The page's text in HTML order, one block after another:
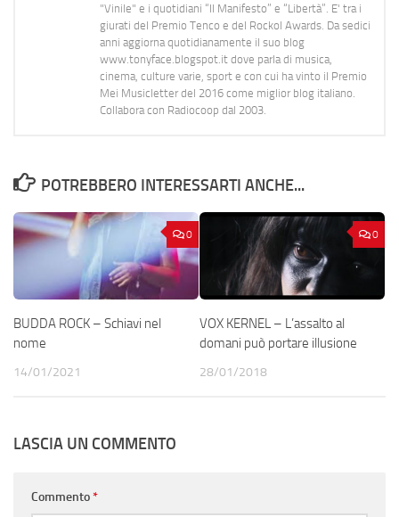
"Vinile" e i quotidiani “Il Manifesto” e “Libertà”. E' tra i
giurati del Premio Tenco e del Rockol Awards. Da sedici
anni aggiorna quotidianamente il suo blog
www.tonyface.blogspot.it dove parla di musica,
cinema, culture varie, sport e con cui ha vinto il Premio
Mei Musicletter del 2016 come miglior blog italiano.
Collabora con Radiocoop dal 2003.
POTREBBERO INTERESSARTI ANCHE...
0
BUDDA ROCK – Schiavi nel
nome
14/01/2021
0
VOX KERNEL – L’assalto al
domani può portare illusione
28/01/2018
LASCIA UN COMMENTO
Commento*